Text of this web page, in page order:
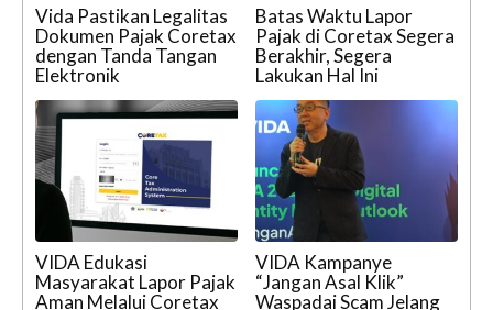
Vida Pastikan Legalitas
Dokumen Pajak Coretax
dengan Tanda Tangan
Elektronik
Batas Waktu Lapor
Pajak di Coretax Segera
Berakhir, Segera
Lakukan Hal Ini
VIDA Edukasi
Masyarakat Lapor Pajak
Aman Melalui Coretax
VIDA Kampanye
“Jangan Asal Klik”
Waspadai Scam Jelang